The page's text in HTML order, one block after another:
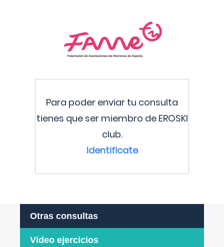
Para poder enviar tu consulta
tienes que ser miembro de EROSKI
club.
Identificate
Otras consultas
Video ejercicios